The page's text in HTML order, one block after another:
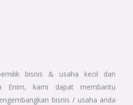
bisnis & usaha kecil dan
Enim, kami dapat membantu
bisnis / usaha anda